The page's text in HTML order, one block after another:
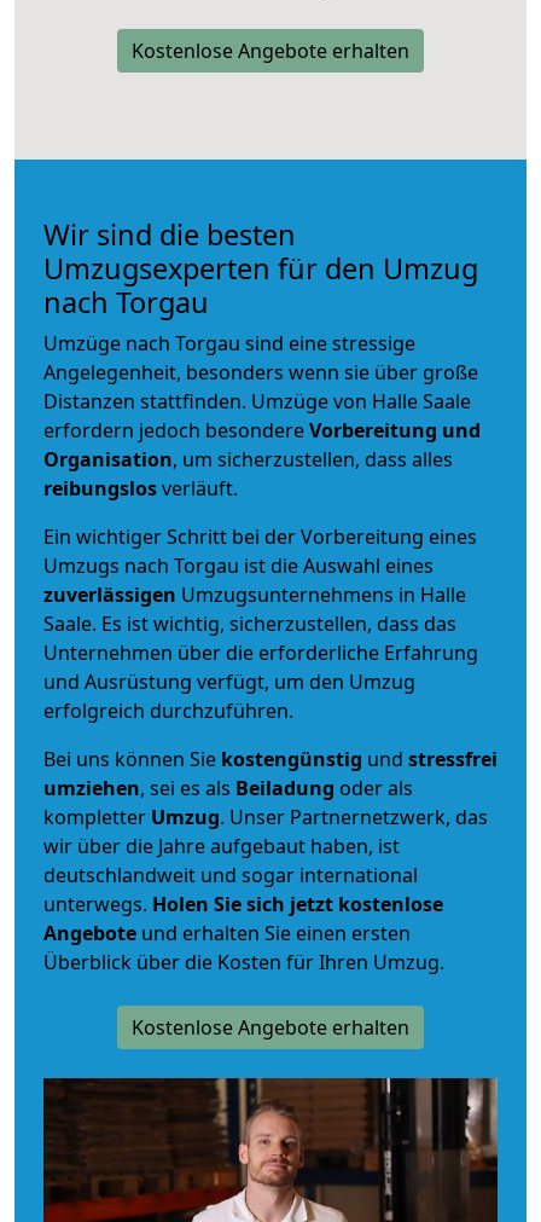
Kostenlose Angebote erhalten
Wir sind die besten
Umzugsexperten für den Umzug
nach Torgau
Umzüge nach Torgau sind eine stressige
Angelegenheit, besonders wenn sie über große
Distanzen stattfinden. Umzüge von Halle Saale
erfordern jedoch besondereVorbereitung und
Organisation, um sicherzustellen, dass alles
reibungslosverläuft.
Ein wichtiger Schritt bei der Vorbereitung eines
Umzugs nach Torgau ist die Auswahl eines
zuverlässigen Umzugsunternehmens in Halle
Saale. Es ist wichtig, sicherzustellen, dass das
Unternehmen über die erforderliche Erfahrung
und Ausrüstung verfügt, um den Umzug
erfolgreich durchzuführen.
Bei uns können Sie kostengünstig und stressfrei
umziehen, sei es als Beiladung oder als
kompletter Umzug. Unser Partnernetzwerk, das
wir über die Jahre aufgebaut haben, ist
deutschlandweit und sogar international
unterwegs. Holen Sie sich jetzt kostenlose
Angebote und erhalten Sie einen ersten
Überblick über die Kosten für Ihren Umzug.
Kostenlose Angebote erhalten